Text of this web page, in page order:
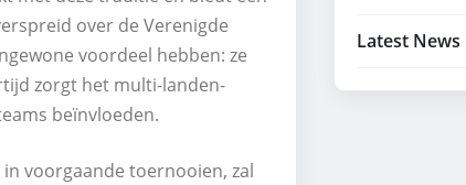
over de Verenigde
voordeel hebben: ze
zorgt het multi-landen-
beïnvloeden.
voorgaande toernooien, zal
Latest News